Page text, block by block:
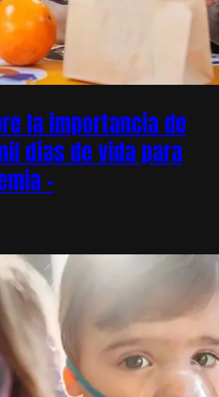
la importancia de
días de vida para
–